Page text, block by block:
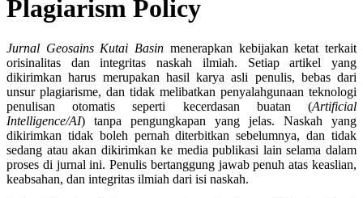
Plagiarism Policy
Jurnal Geosains Kutai Basin menerapkan kebijakan ketat terkait
orisinalitas dan integritas naskah ilmiah. Setiap artikel yang
dikirimkan harus merupakan hasil karya asli penulis, bebas dari
unsur plagiarisme, dan tidak melibatkan penyalahgunaan teknologi
penulisan otomatis seperti kecerdasan buatan (Artificial
Intelligence/AI) tanpa pengungkapan yang jelas. Naskah yang
dikirimkan tidak boleh pernah diterbitkan sebelumnya, dan tidak
sedang atau akan dikirimkan ke media publikasi lain selama dalam
proses di jurnal ini. Penulis bertanggung jawab penuh atas keaslian,
keabsahan, dan integritas ilmiah dari isi naskah.